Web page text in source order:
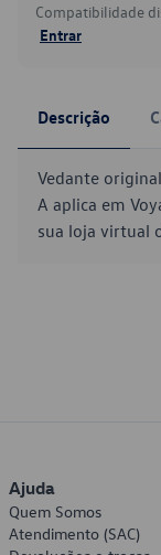
Compatibilidade
Entrar
Descrição
Vedante
A aplica em
sua loja virtual
Ajuda
Quem Somos
Atendimento (SAC)